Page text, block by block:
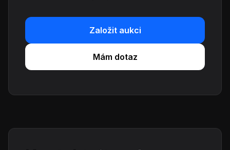
Založit aukci
Mám dotaz